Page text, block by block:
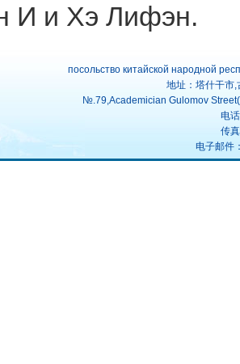
И и Хэ Лифэн.
посольство китайской народной
地址：塔什干市
№.79,Academician Gulomov
电
传
电子邮件